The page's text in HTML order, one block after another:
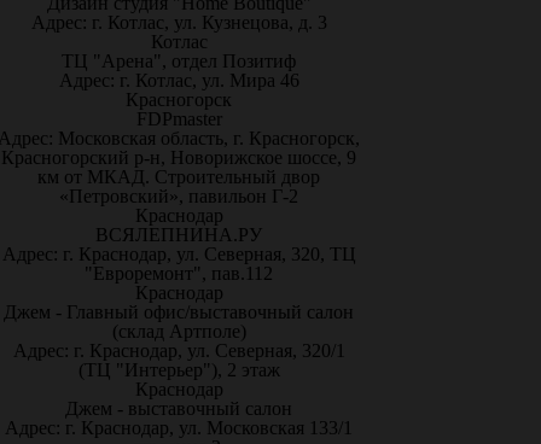
Адрес: г. Котлас, ул. Кузнецова, д. 3
Котлас
ТЦ "Арена", отдел Позитиф
Адрес: г. Котлас, ул. Мира 46
Красногорск
FDPmaster
Московская область, г. Красногорск,
Красногорский р-н, Новорижское шоссе, 9
км от МКАД. Строительный двор
«Петровский», павильон Г-2
Краснодар
ВСЯЛЕПНИНА.РУ
Адрес: г. Краснодар, ул. Северная, 320, ТЦ
"Евроремонт", пав.112
Краснодар
Джем - Главный офис/выставочный салон
(склад Артполе)
Адрес: г. Краснодар, ул. Северная, 320/1
(ТЦ "Интерьер"), 2 этаж
Краснодар
Джем - выставочный салон
Адрес: г. Краснодар, ул. Московская 133/1